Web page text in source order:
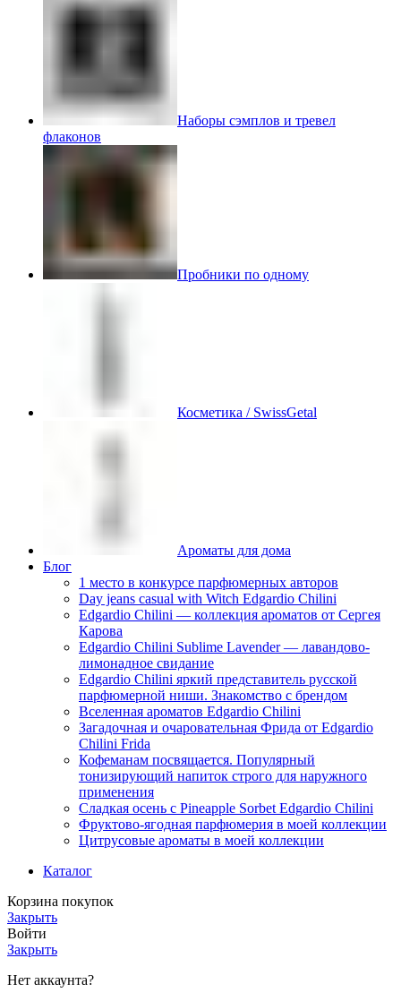
Наборы сэмплов и тревел
флаконов
Пробники по одному
Косметика / SwissGetal
Ароматы для дома
Блог
1 место в конкурсе парфюмерных авторов
Day jeans casual with Witch Edgardio Chilini
Edgardio Chilini — коллекция ароматов от Сергея
Карова
Edgardio Chilini Sublime Lavender — лавандово-
лимонадное свидание
Edgardio Chilini яркий представитель русской
парфюмерной ниши. Знакомство с брендом
Вселенная ароматов Edgardio Chilini
Загадочная и очаровательная Фрида от Edgardio
Chilini Frida
Кофеманам посвящается. Популярный
тонизирующий напиток строго для наружного
применения
Сладкая осень с Pineapple Sorbet Edgardio Chilini
Фруктово-ягодная парфюмерия в моей коллекции
​Цитрусовые ароматы в моей коллекции
Каталог
Корзина покупок
Закрыть
Войти
Закрыть
Нет аккаунта?